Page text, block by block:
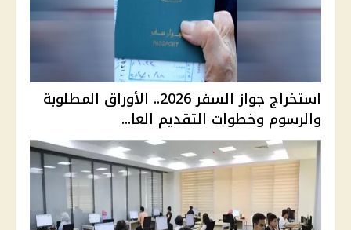
استخراج جواز السفر 2026.. الأوراق المطلوبة
والرسوم وخطوات التقديم العا...